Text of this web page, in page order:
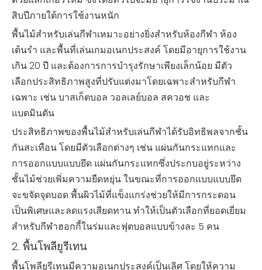
สิบปีภายใต้การใช้งานหนัก
พื้นไม้สำหรับเล่นกีฬาเหมาะอย่างยิ่งสำหรับห้องกีฬา ห้อง
เต้นรำ และพื้นที่เล่นเกมอเนกประสงค์ โดยมีอายุการใช้งาน
เกิน 20 ปี และต้องการการบำรุงรักษาเพียงเล็กน้อย มีตัว
เลือกประสิทธิภาพสูงที่ปรับแต่งมาโดยเฉพาะสำหรับกีฬา
เฉพาะ เช่น บาสเก็ตบอล วอลเลย์บอล สควอช และ
แบดมินตัน
ประสิทธิภาพของพื้นไม้สำหรับเล่นกีฬาได้รับอิทธิพลจากชั้น
กันสะเทือน โดยมีตัวเลือกต่างๆ เช่น แผ่นกันกระแทกและ
การออกแบบแบบยึด แผ่นกันกระแทกซึ่งประกบอยู่ระหว่าง
ชั้นไม้ช่วยเพิ่มความยืดหยุ่น ในขณะที่การออกแบบแบบยึด
จะขจัดจุดบอด พื้นผิวไม้ที่แข็งแกร่งช่วยให้มีการกระดอน
เป็นพิเศษและลดแรงเสียดทาน ทำให้เป็นตัวเลือกที่ยอดเยี่ยม
สำหรับกีฬาฮอกกี้ในร่มและฟุตบอลแบบข้างละ 5 คน
2. พื้นโพลียูรีเทน
พื้นโพลียูรีเทนมีความอเนกประสงค์เป็นเลิศ โดยให้ความ